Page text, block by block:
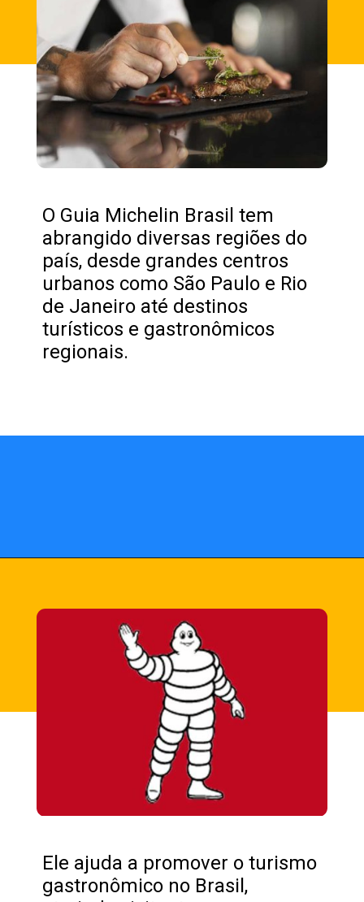
O Guia Michelin Brasil tem
abrangido diversas regiões do
país, desde grandes centros
urbanos como São Paulo e Rio
de Janeiro até destinos
turísticos e gastronômicos
regionais.
Ele ajuda a promover o turismo
gastronômico no Brasil,